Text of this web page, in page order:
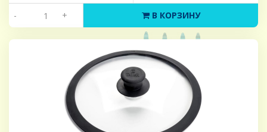
- + В КОРЗИНУ